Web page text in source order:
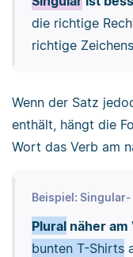
die richtige
richtige
Wenn der Satz
enthält, hängt die
Wort das Verb am
Beispiel:
Pluralnäher am
bunten T-Shirts